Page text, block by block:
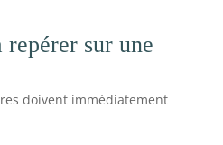
repérer sur une
doivent immédiatement